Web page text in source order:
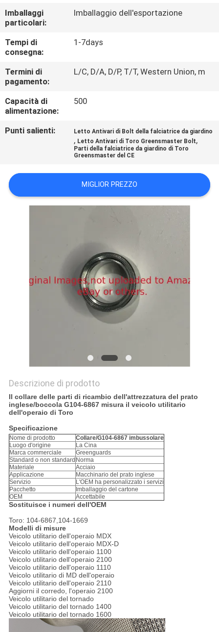
CONTATTICI
NOTIZIE
RICHIEDA
UNA
CITAZIONE
MAPPA
SITO
PRIVACY
Imballaggi
particolari:
Imballaggio dell'esportazione
Tempi di
consegna:
1-7days
Termini di
pagamento:
L/C, D/A, D/P, T/T, Western Union, m
Capacità di
alimentazione:
500
Punti salienti: Letto Antivari di Bolt della falciatrice da giardino
, Letto Antivari di Toro Greensmaster Bolt,
Parti della falciatrice da giardino di Toro
Greensmaster del CE
MIGLIOR PREZZO
Descrizione di prodotto
Il collare delle parti di ricambio dell'attrezzatura del prato
inglese/boccola G104-6867 misura il veicolo utilitario
dell'operaio di Toro
Specificazione
Nome di prodotto
Collare/G104-6867 imbussolare
Luogo d'origine
La Cina
Marca commerciale
Greenguards
Standard o non standard Norma
Materiale
Acciaio
Applicazione
Macchinario del prato inglese
Servizio
L'OEM ha personalizzato i servizi
Pacchetto
Imballaggio del cartone
OEM
Accettabile
Sostituisce i numeri dell'OEM
Toro: 104-6867,104-1669
Modelli di misure
Veicolo utilitario dell'operaio MDX
Veicolo utilitario dell'operaio MDX-D
Veicolo utilitario dell'operaio 1100
Veicolo utilitario dell'operaio 2100
Veicolo utilitario dell'operaio 1110
Veicolo utilitario di MD dell'operaio
Veicolo utilitario dell'operaio 2110
Aggiorni il corredo, l'operaio 2100
Veicolo utilitario del tornado
Veicolo utilitario del tornado 1400
Veicolo utilitario del tornado 1600